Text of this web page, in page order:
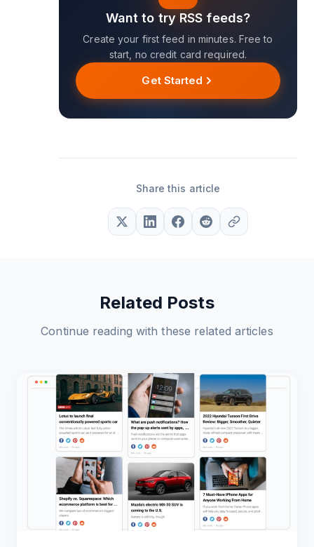
Want to try RSS feeds?
Create your first feed in minutes. Free to
start, no credit card required.
Get Started
Share this article
Related Posts
Continue reading with these related articles